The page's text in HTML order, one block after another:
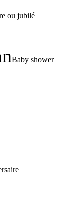
ou jubilé
Baby shower